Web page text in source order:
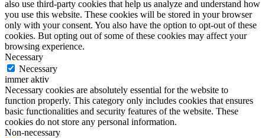
also use third-party cookies that help us analyze and understand how
you use this website. These cookies will be stored in your browser
only with your consent. You also have the option to opt-out of these
cookies. But opting out of some of these cookies may affect your
browsing experience.
Necessary
Necessary
immer aktiv
Necessary cookies are absolutely essential for the website to
function properly. This category only includes cookies that ensures
basic functionalities and security features of the website. These
cookies do not store any personal information.
Non-necessary